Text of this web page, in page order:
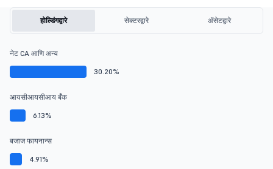
होल्डिंगद्वारे सेक्टरद्वारे ॲसेटद्वारे
नेट CA आणि अन्य
30.20%
आयसीआयसीआय बँक
6.13%
बजाज फायनान्स
4.91%